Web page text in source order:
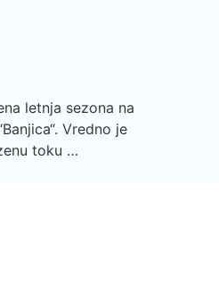
letnja sezona na
Vredno je
toku …